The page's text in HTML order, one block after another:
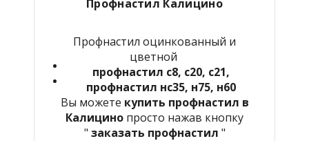
Профнастил Калицино
Профнастил оцинкованный и
цветной
профнастил с8, с20, с21,
профнастил нс35, н75, н60
Вы можете купить профнастил в
Калицино просто нажав кнопку
" заказать профнастил "